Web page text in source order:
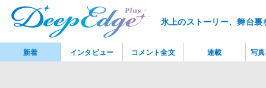
氷上のストーリー、舞台
新着 インタビュー コメント全文 連載 写